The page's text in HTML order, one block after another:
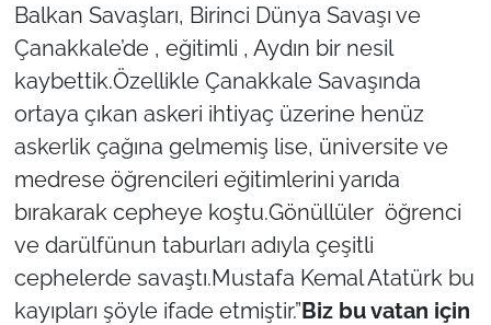
Balkan Savaşları, Birinci Dünya Savaşı ve
Çanakkale’de , eğitimli , Aydın bir nesil
kaybettik.Özellikle Çanakkale Savaşında
ortaya çıkan askeri ihtiyaç üzerine henüz
askerlik çağına gelmemiş lise, üniversite ve
medrese öğrencileri eğitimlerini yarıda
bırakarak cepheye koştu.Gönüllüler öğrenci
ve darülfünun taburları adıyla çeşitli
cephelerde savaştı.Mustafa Kemal Atatürk bu
kayıpları şöyle ifade etmiştir.”Biz bu vatan için
Politika
Flaş Haber
Dış Haberler
Magazin
İş Dünyası
Bilim Teknoloji